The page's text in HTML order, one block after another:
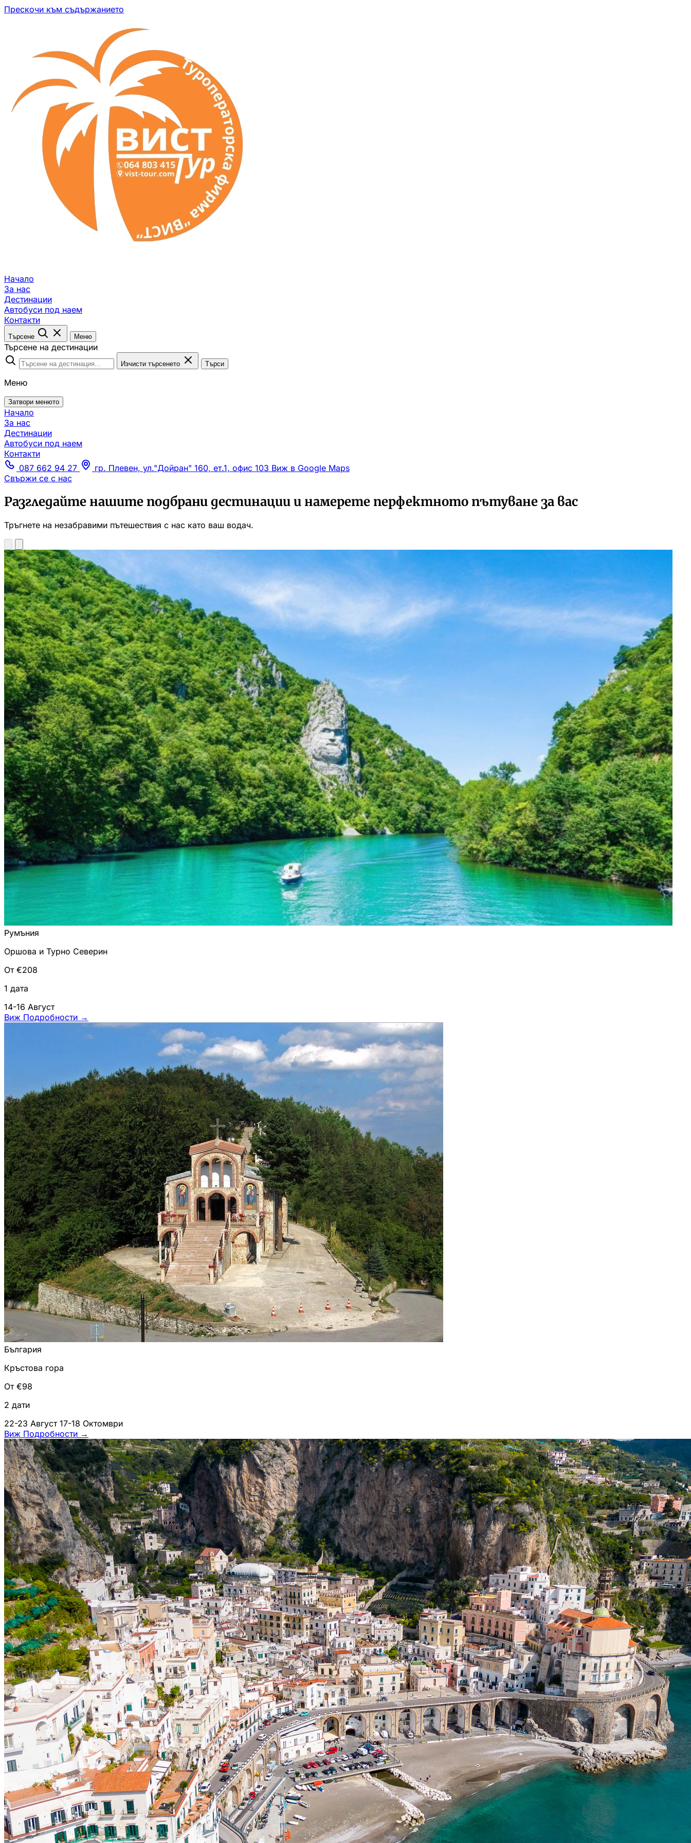
Прескочи към съдържанието
Начало
За нас
Дестинации
Автобуси под наем
Контакти
Търсене Меню
Търсене на дестинации
Изчисти търсенето Търси
Меню
Затвори менюто
Начало
За нас
Дестинации
Автобуси под наем
Контакти
087 662 94 27
гр. Плевен, ул."Дойран" 160, ет.1, офис 103 Виж в Google Maps
Свържи се с нас
Разгледайте нашите подбрани дестинации и намерете перфектното пътуване за вас
Тръгнете на незабравими пътешествия с нас като ваш водач.
Румъния
Оршова и Турно Северин
От €208
1 дата
14-16 Август
Виж Подробности →
България
Кръстова гора
От €98
2 дати
22-23 Август 17-18 Октомври
Виж Подробности →